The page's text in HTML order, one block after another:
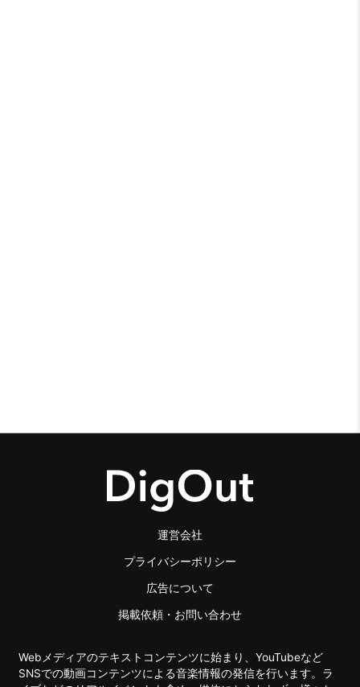
運営会社
プライバシーポリシー
広告について
掲載依頼・お問い合わせ
Webメディアのテキストコンテンツに始まり、YouTubeなど
SNSでの動画コンテンツによる音楽情報の発信を行います。ラ